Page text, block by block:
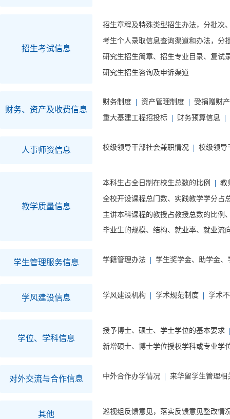
招生考试信息
招生章程及特殊类型招生办法，分批次
考生个人录取信息查询渠道和办法，分
研究生招生简章、招生专业目录、复试
研究生招生咨询及申诉渠道
财务、资产及收费信息
财务制度 资产管理制度 受捐赠财
重大基建工程招投标 财务预算信息
人事师资信息 校级领导干部社会兼职情况 校级领导
教学质量信息
本科生占全日制在校生总数的比例 教
全校开设课程总门数、实践教学学分占
主讲本科课程的教授占教授总数的比例
毕业生的规模、结构、就业率、就业流
学生管理服务信息 学籍管理办法 学生奖学金、助学金
学风建设信息 学风建设机构 学术规范制度 学术
学位、学科信息
授予博士、硕士、学士学位的基本要求
新增硕士、博士学位授权学科或专业学
对外交流与合作信息 中外合作办学情况 来华留学生管理相
其他 巡视组反馈意见，落实反馈意见整改情